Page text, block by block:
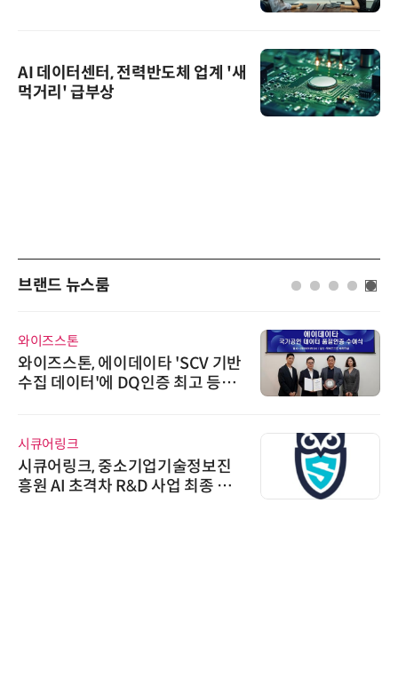
AI 데이터센터, 전력반도체 업계 '새
먹거리' 급부상
브랜드 뉴스룸
와이즈스톤
와이즈스톤, 에이데이타 'SCV 기반
수집 데이터'에 DQ인증 최고 등급
시큐어링크
시큐어링크, 중소기업기술정보진
흥원 AI 초격차 R&D 사업 최종 선